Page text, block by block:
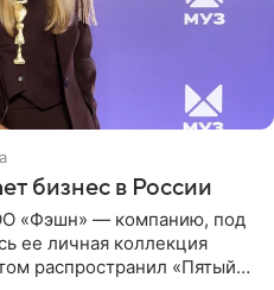
бизнес в России
«Фэшн» — компанию, под
ее личная коллекция
распространил «Пятый